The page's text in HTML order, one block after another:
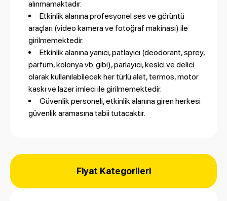
alınmamaktadır.
Etkinlik alanına profesyonel ses ve görüntü
araçları (video kamera ve fotoğraf makinası) ile
girilmemektedir.
Etkinlik alanına yanıcı, patlayıcı (deodorant, sprey,
parfüm, kolonya vb. gibi), parlayıcı, kesici ve delici
olarak kullanılabilecek her türlü alet, termos, motor
kaskı ve lazer imleci ile girilmemektedir.
Güvenlik personeli, etkinlik alanına giren herkesi
güvenlik aramasına tabii tutacaktır.
Fiyat Kategorileri